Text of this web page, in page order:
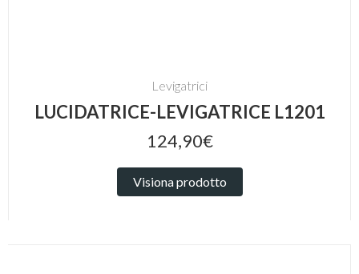
Levigatrici
LUCIDATRICE-LEVIGATRICE L1201
124,90€
Visiona prodotto